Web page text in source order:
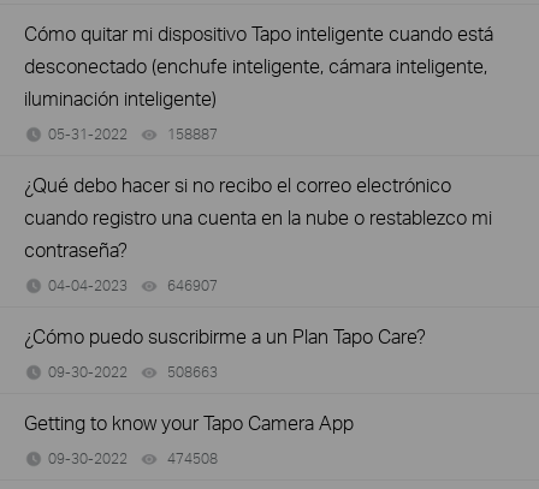
Cómo quitar mi dispositivo Tapo inteligente cuando está
desconectado (enchufe inteligente, cámara inteligente,
iluminación inteligente)
05-31-2022 158887
¿Qué debo hacer si no recibo el correo electrónico
cuando registro una cuenta en la nube o restablezco mi
contraseña?
04-04-2023 646907
¿Cómo puedo suscribirme a un Plan Tapo Care?
09-30-2022 508663
Getting to know your Tapo Camera App
09-30-2022 474508